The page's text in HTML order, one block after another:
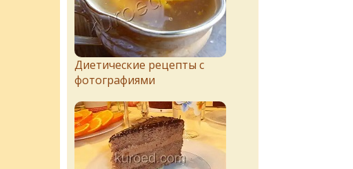
Диетические рецепты с
фотографиями